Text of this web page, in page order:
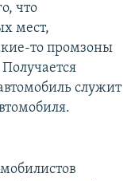
что
мест,
то промзоны
служит